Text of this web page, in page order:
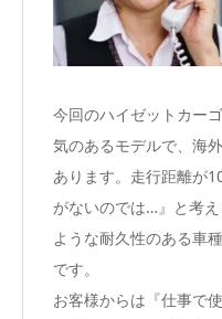
今回のハイゼットカー
気のあるモデルで、海
あります。走行距離が
がないのでは…』と考
ような耐久性のある車
です。
お客様からは『仕事で